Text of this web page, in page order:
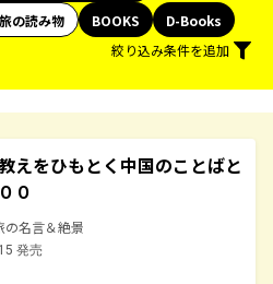
の読み物 BOOKS
D-Books
絞り込み条件を追加
えをひもとく中国のことばと
０
の名言＆絶景
発売